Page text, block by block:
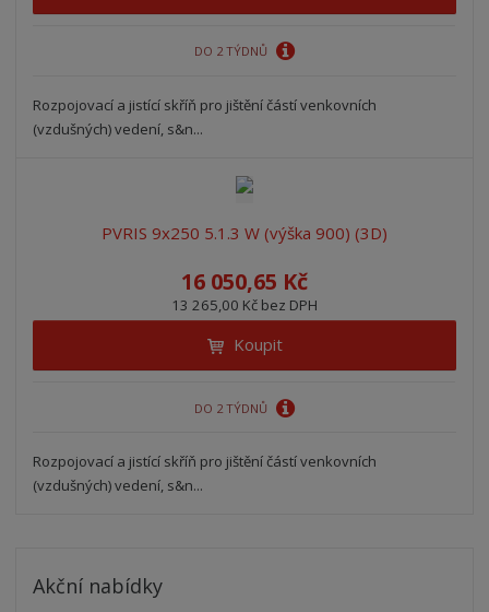
DO 2 TÝDNŮ
Rozpojovací a jistící skříň pro jištění částí venkovních
(vzdušných) vedení, s&n...
PVRIS 9x250 5.1.3 W (výška 900) (3D)
16 050,65 Kč
13 265,00 Kč bez DPH
Koupit
DO 2 TÝDNŮ
Rozpojovací a jistící skříň pro jištění částí venkovních
(vzdušných) vedení, s&n...
Akční nabídky